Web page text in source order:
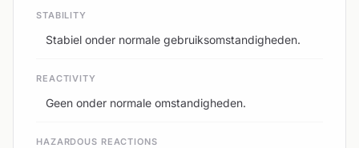
STABILITY
Stabiel onder normale gebruiksomstandigheden.
REACTIVITY
Geen onder normale omstandigheden.
HAZARDOUS REACTIONS